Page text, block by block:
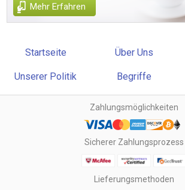
Mehr Erfahren
Startseite Über Uns
Unserer Politik Begriffe
Zahlungsmöglichkeiten
Sicherer Zahlungsprozess
Lieferungsmethoden